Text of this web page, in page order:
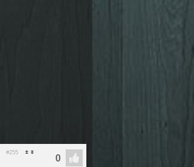
#255